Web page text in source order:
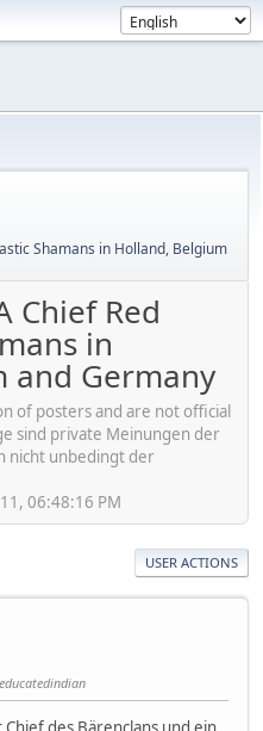
Shamans in Holland, Belgium
Chief Red
in
and Germany
of posters and are not official
sind private Meinungen der
nicht unbedingt der
06:48:16 PM
USER ACTIONS